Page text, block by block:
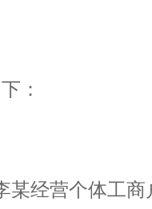
：
某经营个体工商